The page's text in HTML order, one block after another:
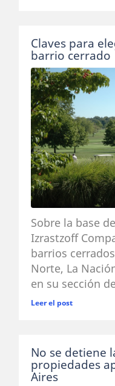
Claves para
barrio cerrado
Sobre la base
Izrastzoff
barrios
Norte, La
en su sección
Leer el post
No se detiene
propiedades
Aires